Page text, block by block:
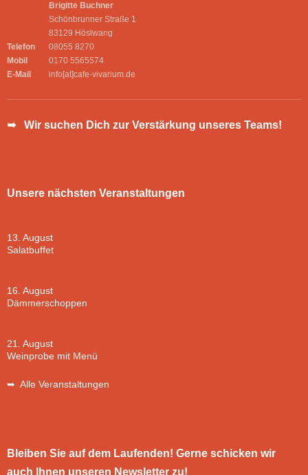
Brigitte Buchner
Schönbrunner Straße 1
83129 Höslwang
Telefon
08055 8270
Mobil
0170 5565574
E-Mail
info[at]cafe-vivarium.de
➥ Wir suchen Dich zur Verstärkung unseres Teams!
Unsere nächsten Veranstaltungen
13. August
Salatbuffet
16. August
Dämmerschoppen
21. August
Weinprobe mit Menü
➥ Alle Veranstaltungen
Bleiben Sie auf dem Laufenden! Gerne schicken wir
auch Ihnen unseren Newsletter zu!